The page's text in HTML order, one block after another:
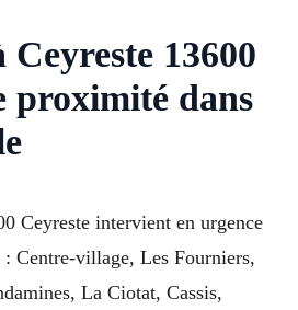
13600
proximité dans
Ceyreste intervient en urgence
: Centre-village, Les Fourniers,
La Ciotat, Cassis,